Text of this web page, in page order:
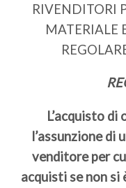
RIVENDITORI
MATERIALE
L’acquisto
l’assunzione di
venditore per
acquisti se non si